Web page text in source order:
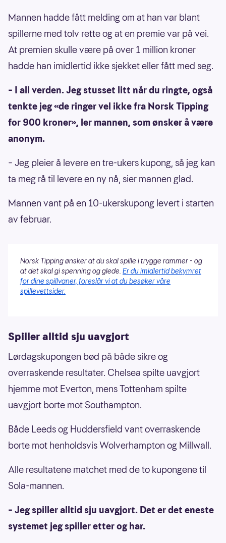
Mannen hadde fått melding om at han var blant
spillerne med tolv rette og at en premie var på vei.
At premien skulle være på over 1 million kroner
hadde han imidlertid ikke sjekket eller fått med seg.
– I all verden. Jeg stusset litt når du ringte, også
tenkte jeg «de ringer vel ikke fra Norsk Tipping
for 900 kroner», ler mannen, som ønsker å være
anonym.
– Jeg pleier å levere en tre-ukers kupong, så jeg kan
ta meg rå til levere en ny nå, sier mannen glad.
Mannen vant på en 10-ukerskupong levert i starten
av februar.
Norsk Tipping ønsker at du skal spille i trygge rammer - og
at det skal gi spenning og glede. Er du imidlertid bekymret
for dine spillvaner, foreslår vi at du besøker våre
spillevettsider.
Spiller alltid sju uavgjort
Lørdagskupongen bød på både sikre og
overraskende resultater. Chelsea spilte uavgjort
hjemme mot Everton, mens Tottenham spilte
uavgjort borte mot Southampton.
Både Leeds og Huddersfield vant overraskende
borte mot henholdsvis Wolverhampton og Millwall.
Alle resultatene matchet med de to kupongene til
Sola-mannen.
– Jeg spiller alltid sju uavgjort. Det er det eneste
systemet jeg spiller etter og har.